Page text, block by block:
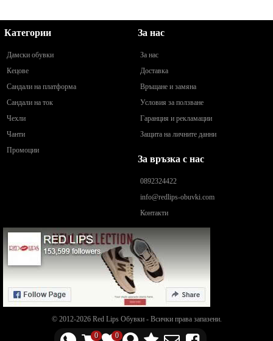
0 0
Категории
Дамски обувки
Кецове
Сандали на платформа
Сандали на ток
Чехли
Чанти
Промоции
За нас
За нас
Доставка
Връщане и замяна
Условия за ползване
Гаранция и рекламации
Защита на личните данни
За връзка с нас
0892324422
info@redlips-obuvki.com
Контакти
© 2012-2026 Red Lips Обувки - Всички права запазени.